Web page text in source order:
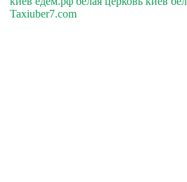
Taxiuber7.com